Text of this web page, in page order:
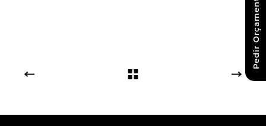
Pedir Orçamento